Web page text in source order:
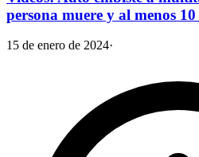
persona muere y al menos
15 de enero de 2024·